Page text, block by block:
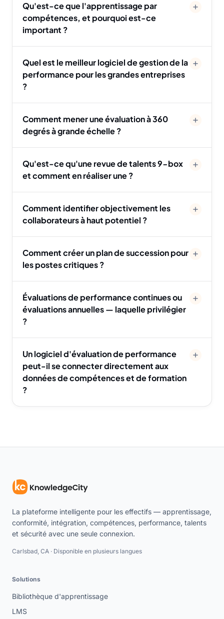
Qu'est-ce que l'apprentissage par
compétences, et pourquoi est-ce
important ?
Quel est le meilleur logiciel de gestion de la
performance pour les grandes entreprises
?
Comment mener une évaluation à 360
degrés à grande échelle ?
Qu'est-ce qu'une revue de talents 9-box
et comment en réaliser une ?
Comment identifier objectivement les
collaborateurs à haut potentiel ?
Comment créer un plan de succession pour
les postes critiques ?
Évaluations de performance continues ou
évaluations annuelles — laquelle privilégier
?
Un logiciel d'évaluation de performance
peut-il se connecter directement aux
données de compétences et de formation
?
La plateforme intelligente pour les effectifs — apprentissage,
conformité, intégration, compétences, performance, talents
et sécurité avec une seule connexion.
Carlsbad, CA · Disponible en plusieurs langues
Solutions
Bibliothèque d'apprentissage
LMS